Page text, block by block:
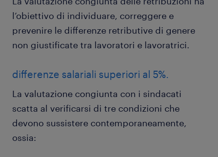
l’obiettivo di individuare, correggere e
prevenire le differenze retributive di genere
non giustificate tra lavoratori e lavoratrici.
differenze salariali superiori al 5%.
La valutazione congiunta con i sindacati
scatta al verificarsi di tre condizioni che
devono sussistere contemporaneamente,
ossia: